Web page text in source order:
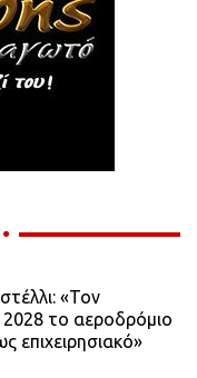
«Τον
το αεροδρόμιο
επιχειρησιακό»